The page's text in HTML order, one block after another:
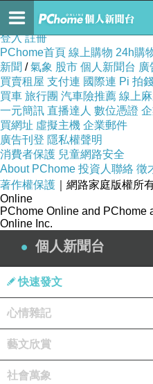
DJ TOMMY A.K.A 咪寶
登入 註冊
PChome首頁 線上購物 24h購
新聞 /氣象 股市 個人新聞台 廣
買賣租屋 支付連 國際連 Pi 拍
買車 旅行團 汽車險推薦 線上
一元簡訊 直播達人 數位憑證
買網址 虛擬主機 企業郵件
廣告刊登 隱私權聲明
消費者保護 兒童網路安全
About PChome 投資人聯絡 徵
著作權保護 ｜網路家庭版權所
Online
PChome Online and PChome
Online Inc.
個人新聞台
快速發文
心情雜記
藝文欣賞
社會萬象